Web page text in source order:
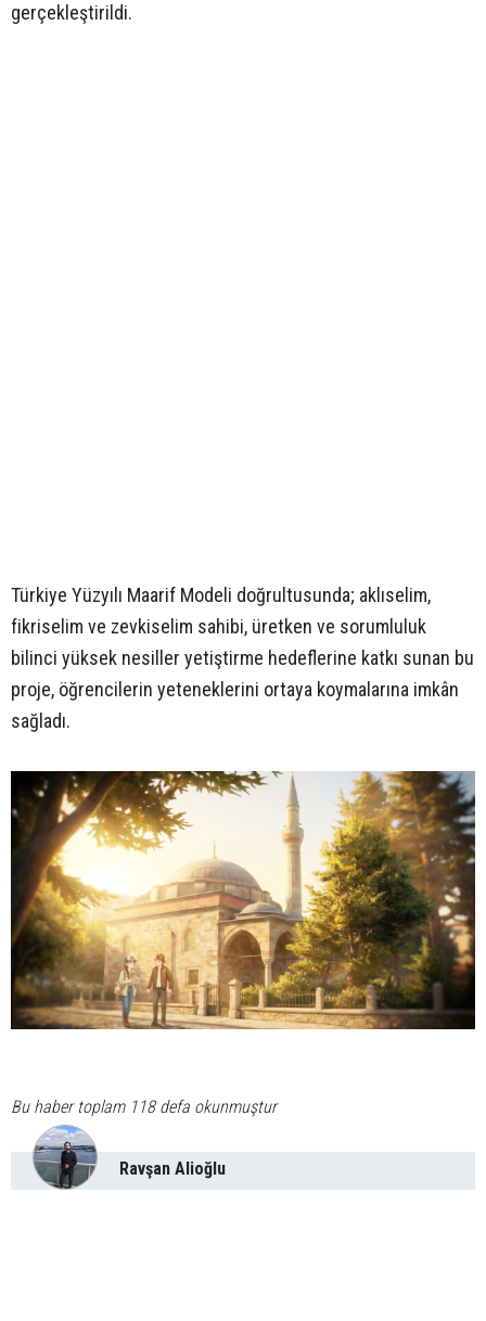
gerçekleştirildi.
Türkiye Yüzyılı Maarif Modeli doğrultusunda; aklıselim,
fikriselim ve zevkiselim sahibi, üretken ve sorumluluk
bilinci yüksek nesiller yetiştirme hedeflerine katkı sunan bu
proje, öğrencilerin yeteneklerini ortaya koymalarına imkân
sağladı.
Bu haber toplam 118 defa okunmuştur
Ravşan Alioğlu